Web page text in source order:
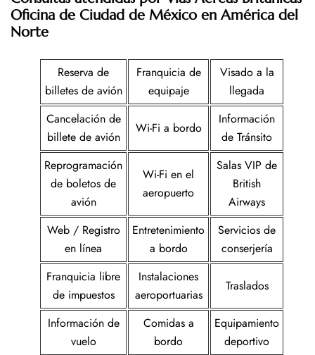
Oficina de Ciudad de México en América del
Norte
Reserva de
billetes de avión
Franquicia de
equipaje
Visado a la
llegada
Cancelación de
billete de avión
Wi-Fi a bordo
Información
de Tránsito
Reprogramación
de boletos de
avión
Wi-Fi en el
aeropuerto
Salas VIP de
British
Airways
Web / Registro
en línea
Entretenimiento
a bordo
Servicios de
conserjería
Franquicia libre
de impuestos
Instalaciones
aeroportuarias
Traslados
Información de
vuelo
Comidas a
bordo
Equipamiento
deportivo